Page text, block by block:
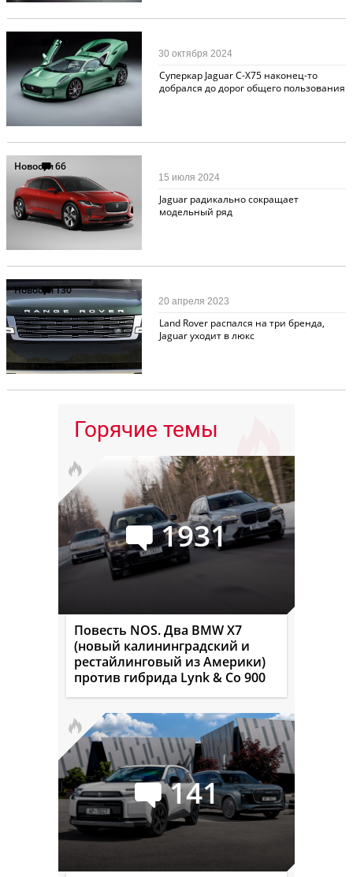
Новости33
Cуперкар Jaguar C-X75 наконец-то
добрался до дорог общего пользования
30 октября 2024
Новости66
Jaguar радикально сокращает
модельный ряд
15 июля 2024
Новости130
Land Rover распался на три бренда,
Jaguar уходит в люкс
20 апреля 2023
Горячие темы
1931
Повесть NOS. Два BMW X7
(новый калининградский и
рестайлинговый из Америки)
против гибрида Lynk & Co 900
141